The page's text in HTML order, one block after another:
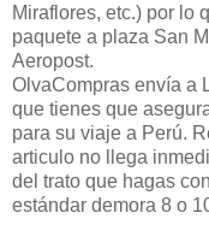
Miraflores, etc.) por lo
paquete a plaza San
Aeropost.
OlvaCompras envía a
que tienes que
para su viaje a Perú.
articulo no llega
del trato que hagas
estándar demora 8 o